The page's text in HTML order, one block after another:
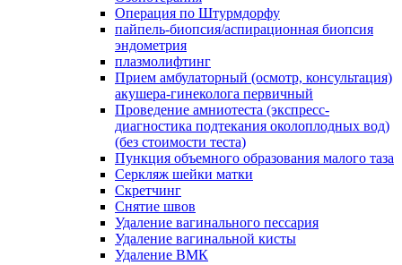
Операция по Штурмдорфу
пайпель-биопсия/аспирационная биопсия
эндометрия
плазмолифтинг
Прием амбулаторный (осмотр, консультация)
акушера-гинеколога первичный
Проведение амниотеста (экспресс-
диагностика подтекания околоплодных вод)
(без стоимости теста)
Пункция объемного образования малого таза
Серкляж шейки матки
Скретчинг
Снятие швов
Удаление вагинального пессария
Удаление вагинальной кисты
Удаление ВМК